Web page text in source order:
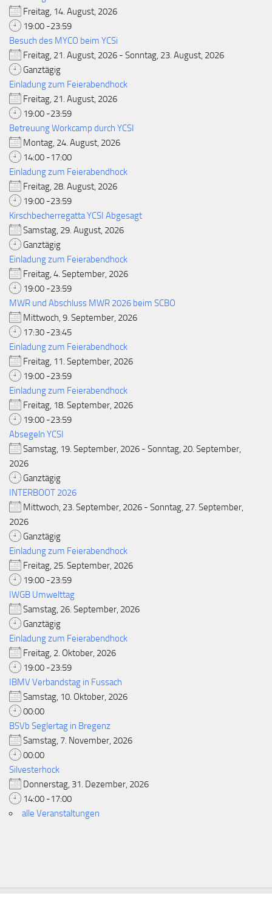
Freitag, 14. August, 2026
19:00 -23:59
Besuch des MYCO beim YCSi
Freitag, 21. August, 2026 - Sonntag, 23. August, 2026
Ganztägig
Einladung zum Feierabendhock
Freitag, 21. August, 2026
19:00 -23:59
Betreuung Workcamp durch YCSI
Montag, 24. August, 2026
14:00 -17:00
Einladung zum Feierabendhock
Freitag, 28. August, 2026
19:00 -23:59
Kirschbecherregatta YCSI Abgesagt
Samstag, 29. August, 2026
Ganztägig
Einladung zum Feierabendhock
Freitag, 4. September, 2026
19:00 -23:59
MWR und Abschluss MWR 2026 beim SCBO
Mittwoch, 9. September, 2026
17:30 -23:45
Einladung zum Feierabendhock
Freitag, 11. September, 2026
19:00 -23:59
Einladung zum Feierabendhock
Freitag, 18. September, 2026
19:00 -23:59
Absegeln YCSI
Samstag, 19. September, 2026 - Sonntag, 20. September,
2026
Ganztägig
INTERBOOT 2026
Mittwoch, 23. September, 2026 - Sonntag, 27. September,
2026
Ganztägig
Einladung zum Feierabendhock
Freitag, 25. September, 2026
19:00 -23:59
IWGB Umwelttag
Samstag, 26. September, 2026
Ganztägig
Einladung zum Feierabendhock
Freitag, 2. Oktober, 2026
19:00 -23:59
IBMV Verbandstag in Fussach
Samstag, 10. Oktober, 2026
00:00
BSVb Seglertag in Bregenz
Samstag, 7. November, 2026
00:00
Silvesterhock
Donnerstag, 31. Dezember, 2026
14:00 -17:00
alle Veranstaltungen